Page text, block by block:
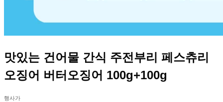
맛있는 건어물 간식 주전부리 페스츄리
오징어 버터오징어 100g+100g
행사가